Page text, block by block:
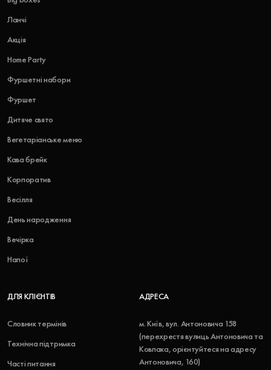
Ланчі
Акція
Home Party
Фуршетні набори
Фуршет
Дитяче свято
Вегетаріанське меню
Кава брейк
Корпоратив
Весілля
День народження
Вечірка
Напої
ДЛЯ КЛІЄНТІВ
Словник термінів
Технічна підтримка
Часті питання
АДРЕСА
м. Київ, вул. Антоновича 158
(перехрестя вулиць Антоновича та
Ковпака, орієнтуйтеся на адресу
Антоновича, 160)